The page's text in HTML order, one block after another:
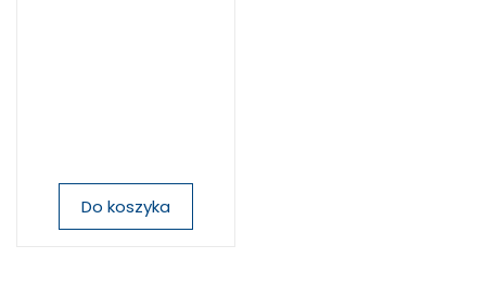
Do koszyka